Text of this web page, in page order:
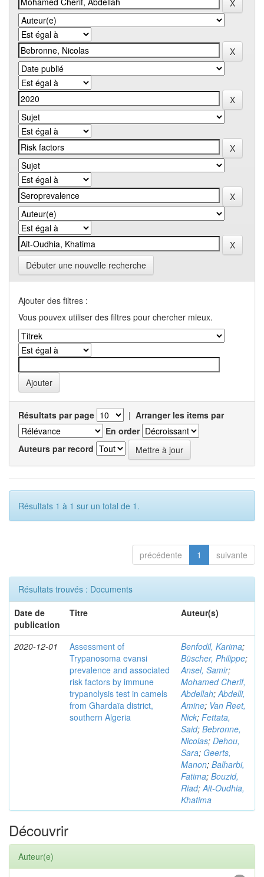
Débuter une nouvelle recherche
Ajouter des filtres :
Vous pouvex utiliser des filtres pour chercher mieux.
Résultats par page | Arranger les items par
En order
Auteurs par record
Résultats 1 à 1 sur un total de 1.
précédente 1 suivante
Résultats trouvés : Documents
Date de
publication
Titre Auteur(s)
2020-12-01
Assessment of
Trypanosoma evansi
prevalence and associated
risk factors by immune
trypanolysis test in camels
from Ghardaïa district,
southern Algeria
Benfodil, Karima;
Büscher, Philippe;
Ansel, Samir;
Mohamed Cherif,
Abdellah;Abdelli,
Amine; Van Reet,
Nick; Fettata,
Said; Bebronne,
Nicolas; Dehou,
Sara; Geerts,
Manon; Balharbi,
Fatima; Bouzid,
Riad;Ait-Oudhia,
Khatima
Découvrir
Auteur(e)